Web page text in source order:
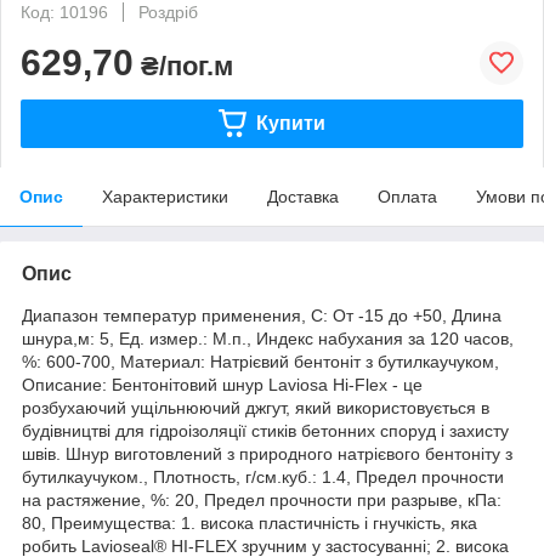
Код: 10196
Роздріб
629,70 ₴/пог.м
Купити
Опис Характеристики Доставка Оплата Умови
Опис
Диапазон температур применения, С: От -15 до +50, Длина
шнура,м: 5, Ед. измер.: М.п., Индекс набухания за 120 часов,
%: 600-700, Материал: Натрієвий бентоніт з бутилкаучуком,
Описание: Бентонітовий шнур Laviosa Hi-Flex - це
розбухаючий ущільнюючий джгут, який використовується в
будівництві для гідроізоляції стиків бетонних споруд і захисту
швів. Шнур виготовлений з природного натрієвого бентоніту з
бутилкаучуком., Плотность, г/см.куб.: 1.4, Предел прочности
на растяжение, %: 20, Предел прочности при разрыве, кПа:
80, Преимущества: 1. висока пластичність і гнучкість, яка
робить Lavioseal® HI-FLEX зручним у застосуванні; 2. висока